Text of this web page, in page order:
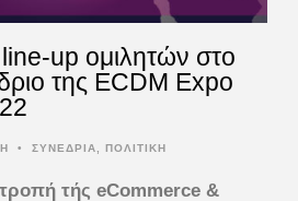
up ομιλητών στο
της ECDM Expo
• ΣΥΝΕΔΡΙΑ ΠΟΛΙΤΙΚΗ
τής eCommerce &